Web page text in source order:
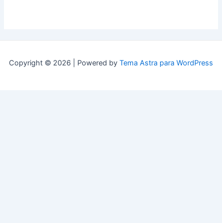
Copyright © 2026 | Powered by Tema Astra para WordPress